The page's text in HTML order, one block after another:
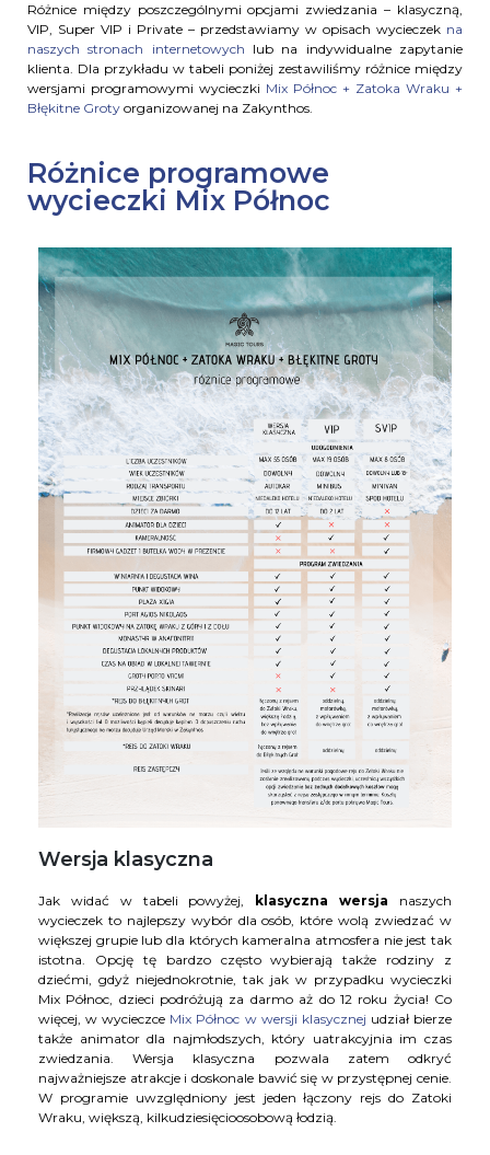
Różnice między poszczególnymi opcjami zwiedzania – klasyczną,
VIP, Super VIP i Private – przedstawiamy w opisach wycieczek na
naszych stronach internetowych lub na indywidualne zapytanie
klienta. Dla przykładu w tabeli poniżej zestawiliśmy różnice między
wersjami programowymi wycieczki Mix Północ + Zatoka Wraku +
Błękitne Groty organizowanej na Zakynthos.
Różnice programowe
wycieczki Mix Północ
Wersja klasyczna
Jak widać w tabeli powyżej, klasyczna wersja naszych
wycieczek to najlepszy wybór dla osób, które wolą zwiedzać w
większej grupie lub dla których kameralna atmosfera nie jest tak
istotna. Opcję tę bardzo często wybierają także rodziny z
dziećmi, gdyż niejednokrotnie, tak jak w przypadku wycieczki
Mix Północ, dzieci podróżują za darmo aż do 12 roku życia! Co
więcej, w wycieczce Mix Północ w wersji klasycznejudział bierze
także animator dla najmłodszych, który uatrakcyjnia im czas
zwiedzania. Wersja klasyczna pozwala zatem odkryć
najważniejsze atrakcje i doskonale bawić się w przystępnej cenie.
W programie uwzględniony jest jeden łączony rejs do Zatoki
Wraku, większą, kilkudziesięcioosobową łodzią.